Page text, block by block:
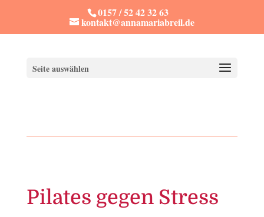
0157 / 52 42 32 63
kontakt@annamariabreil.de
Seite auswählen
Pilates gegen Stress